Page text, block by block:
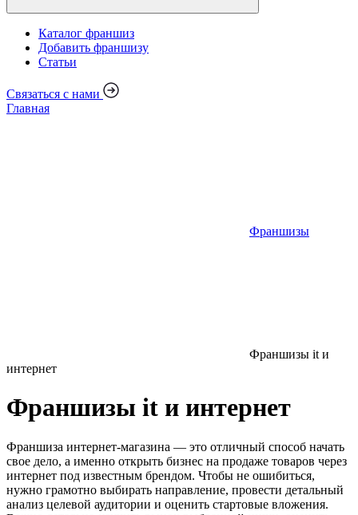
Каталог франшиз
Добавить франшизу
Статьи
Связаться с нами
Главная
Франшизы
Франшизы it и
интернет
Франшизы it и интернет
Франшиза интернет-магазина — это отличный способ начать
свое дело, а именно открыть бизнес на продаже товаров через
интернет под известным брендом. Чтобы не ошибиться,
нужно грамотно выбирать направление, провести детальный
анализ целевой аудитории и оценить стартовые вложения.